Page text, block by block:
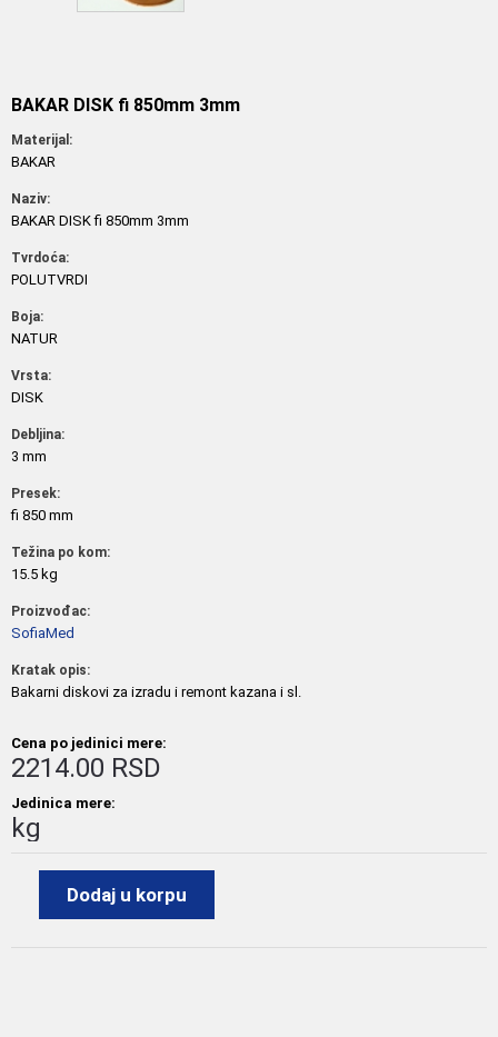
BAKAR DISK fi 850mm 3mm
Materijal:
BAKAR
Naziv:
BAKAR DISK fi 850mm 3mm
Tvrdoća:
POLUTVRDI
Boja:
NATUR
Vrsta:
DISK
Debljina:
3 mm
Presek:
fi 850 mm
Težina po kom:
15.5 kg
Proizvođac:
SofiaMed
Kratak opis:
Bakarni diskovi za izradu i remont kazana i sl.
Cena po jedinici mere:
2214.00 RSD
Jedinica mere:
kg
Dodaj u korpu